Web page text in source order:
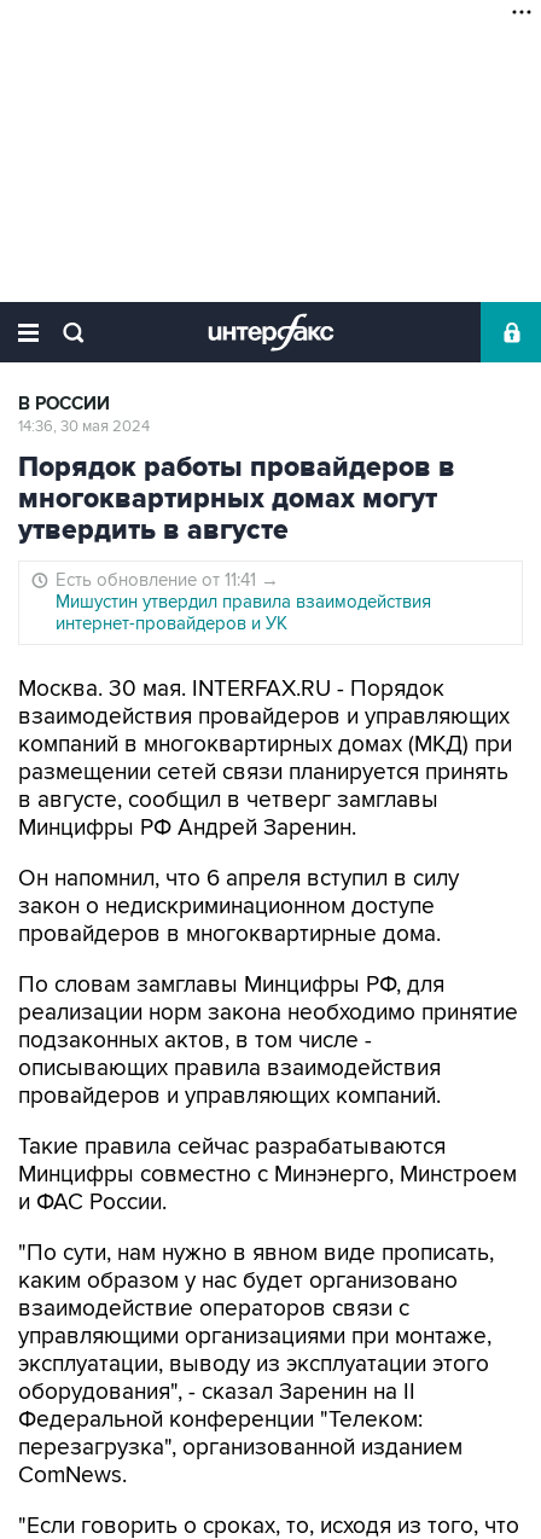
В РОССИИ
14:36, 30 мая 2024
Порядок работы провайдеров в
многоквартирных домах могут
утвердить в августе
Есть обновление от 11:41 →
Мишустин утвердил правила взаимодействия
интернет-провайдеров и УК
Москва. 30 мая. INTERFAX.RU - Порядок
взаимодействия провайдеров и управляющих
компаний в многоквартирных домах (МКД) при
размещении сетей связи планируется принять
в августе, сообщил в четверг замглавы
Минцифры РФ Андрей Заренин.
Он напомнил, что 6 апреля вступил в силу
закон о недискриминационном доступе
провайдеров в многоквартирные дома.
По словам замглавы Минцифры РФ, для
реализации норм закона необходимо принятие
подзаконных актов, в том числе -
описывающих правила взаимодействия
провайдеров и управляющих компаний.
Такие правила сейчас разрабатываются
Минцифры совместно с Минэнерго, Минстроем
и ФАС России.
"По сути, нам нужно в явном виде прописать,
каким образом у нас будет организовано
взаимодействие операторов связи с
управляющими организациями при монтаже,
эксплуатации, выводу из эксплуатации этого
оборудования", - сказал Заренин на II
Федеральной конференции "Телеком:
перезагрузка", организованной изданием
ComNews.
"Если говорить о сроках, то, исходя из того, что